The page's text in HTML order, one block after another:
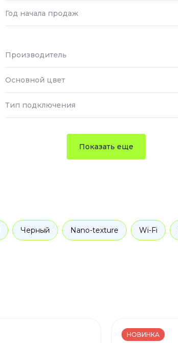
Год начала продаж
Производитель
Основной цвет
Тип подключения
Показать еще
Черный Nano-texture Wi-Fi
НОВИНКА